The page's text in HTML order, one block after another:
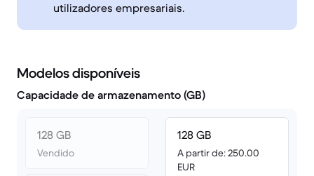
utilizadores empresariais.
Modelos disponíveis
Capacidade de armazenamento (GB)
128 GB
Vendido
128 GB
A partir de: 250.00
EUR